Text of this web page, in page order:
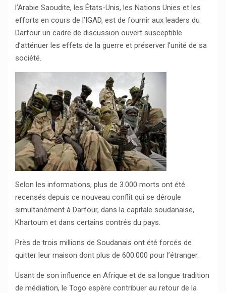
l’Arabie Saoudite, les États-Unis, les Nations Unies et les
efforts en cours de l’IGAD, est de fournir aux leaders du
Darfour un cadre de discussion ouvert susceptible
d’atténuer les effets de la guerre et préserver l’unité de sa
société.
Selon les informations, plus de 3.000 morts ont été
recensés depuis ce nouveau conflit qui se déroule
simultanément à Darfour, dans la capitale soudanaise,
Khartoum et dans certains contrés du pays.
Près de trois millions de Soudanais ont été forcés de
quitter leur maison dont plus de 600.000 pour l’étranger.
Usant de son influence en Afrique et de sa longue tradition
de médiation, le Togo espère contribuer au retour de la